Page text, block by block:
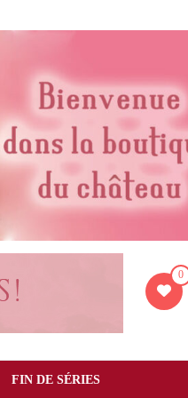
0
FIN DE SÉRIES